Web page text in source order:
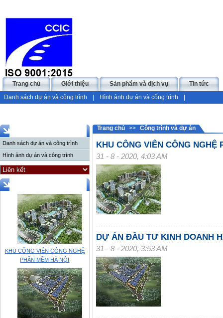
Trang chủ Giới thiệu Sản phẩm và dịch vụ
Tin tức
Danh sách dự án và công trình
Hình ảnh dự án và công trình
Danh sách dự án và công trình
Hình ảnh dự án và công trình
KHU CÔNG VIÊN CÔNG NGHỆ
PHẦN MỀM HÀ NỘI
Trang chủ >> Công trình và dự án
KHU CÔNG VIÊN CÔNG NGHỆ
31 - 8 - 2020, 4:03 AM
DỰ ÁN ĐẦU TƯ KINH DOANH
31 - 8 - 2020, 3:53 AM